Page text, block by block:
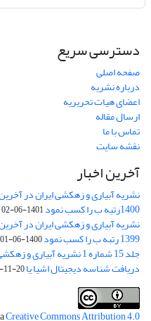
دسترسی سریع
صفحه اصلی
درباره نشریه
اعضای هیات تحریریه
ارسال مقاله
تماس با ما
نقشه سایت
آخرین اخبار
نشریه آبیاری و زهکشی ایران در
1400رتبه ب را کسب نمود 1401-06-02
نشریه آبیاری و زهکشی ایران در
1399 رتبه ب را کسب نمود 1400-06-01
جلد 15 شماره 1 نشریه آبیاری و زهکشی ایران منتشر شد
دریافت شناسه دیجیتال اشیا یا Digital Object Recognizer (DOR)11-20
Creative Commons Attribution 4.0